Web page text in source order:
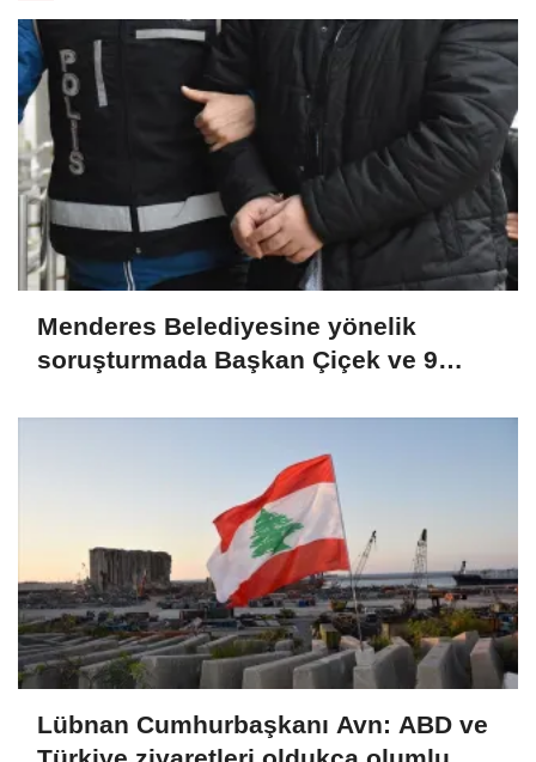
Menderes Belediyesine yönelik
soruşturmada Başkan Çiçek ve 9
Lübnan Cumhurbaşkanı Avn: ABD ve